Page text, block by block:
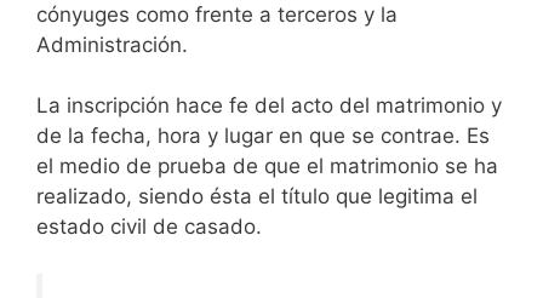
cónyuges como frente a terceros y la
Administración.
La inscripción hace fe del acto del matrimonio y
de la fecha, hora y lugar en que se contrae. Es
el medio de prueba de que el matrimonio se ha
realizado, siendo ésta el título que legitima el
estado civil de casado.